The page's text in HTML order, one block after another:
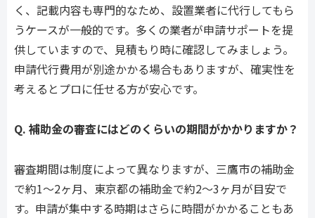
く、記載内容も専門的なため、設置業者に代行してもら
うケースが一般的です。多くの業者が申請サポートを提
供していますので、見積もり時に確認してみましょう。
申請代行費用が別途かかる場合もありますが、確実性を
考えるとプロに任せる方が安心です。
Q. 補助金の審査にはどのくらいの期間がかかりますか？
審査期間は制度によって異なりますが、三鷹市の補助金
で約1〜2ヶ月、東京都の補助金で約2〜3ヶ月が目安で
す。申請が集中する時期はさらに時間がかかることもあ